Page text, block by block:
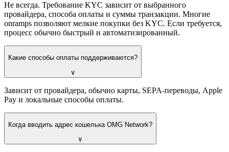
Не всегда. Требование KYC зависит от выбранного
провайдера, способа оплаты и суммы транзакции. Многие
onramps позволяют мелкие покупки без KYC. Если требуется,
процесс обычно быстрый и автоматизированный.
Какие способы оплаты поддерживаются?
∨
Зависит от провайдера, обычно карты, SEPA-переводы, Apple
Pay и локальные способы оплаты.
Когда вводить адрес кошелька OMG Network?
∨